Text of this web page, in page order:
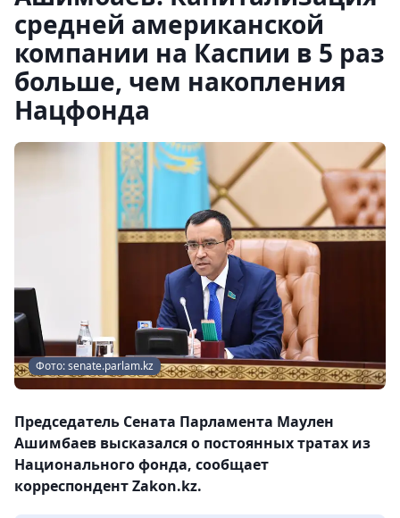
средней американской
компании на Каспии в 5 раз
больше, чем накопления
Нацфонда
Фото: senate.parlam.kz
Председатель Сената Парламента Маулен
Ашимбаев высказался о постоянных тратах из
Национального фонда, сообщает
корреспондент Zakon.kz.